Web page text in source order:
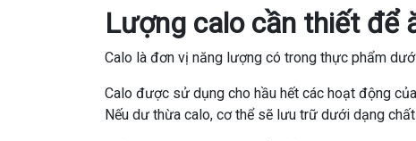
Lượng calo cần thiết để
Calo là đơn vị năng lượng có trong thực phẩm
Calo được sử dụng cho hầu hết các hoạt động
Nếu dư thừa calo, cơ thể sẽ lưu trữ dưới dạng